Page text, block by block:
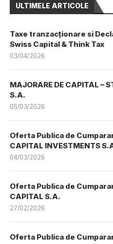
ULTIMELE ARTICOLE
Taxe tranzacționare si
Swiss Capital & Think Tax
03/04/2026
MAJORARE DE CAPITAL –
S.A.
05/03/2026
Oferta Publica de
CAPITAL INVESTMENTS
04/03/2026
Oferta Publica de
CAPITAL S.A.
27/02/2026
Oferta Publica de